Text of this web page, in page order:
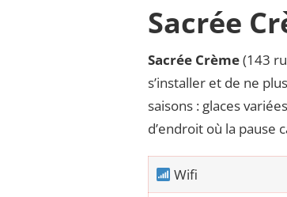
Sacrée
Sacrée Crème(143
s’installer et de ne
saisons : glaces
d’endroit où la pause
Wifi